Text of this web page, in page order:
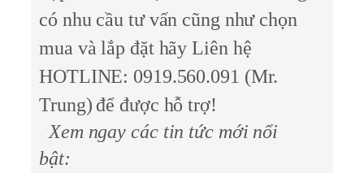
có nhu cầu tư vấn cũng như chọn
mua và lắp đặt hãy Liên hệ
HOTLINE: 0919.560.091 (Mr.
Trung) để được hỗ trợ!
Xem ngay các tin tức mới nổi
bật: